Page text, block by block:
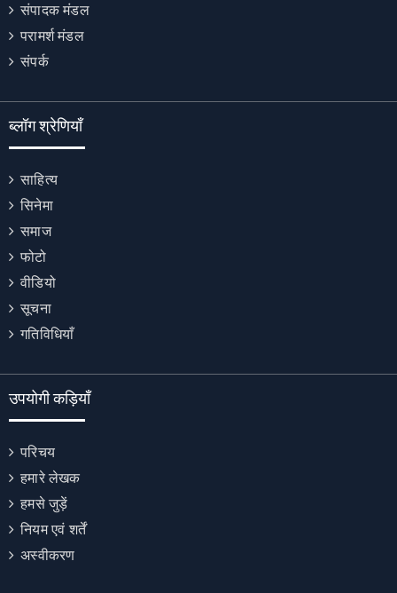
संपादक मंडल
परामर्श मंडल
संपर्क
ब्लॉग श्रेणियाँ
साहित्य
सिनेमा
समाज
फोटो
वीडियो
सूचना
गतिविधियाँ
उपयोगी कड़ियाँ
परिचय
हमारे लेखक
हमसे जुड़ें
नियम एवं शर्तें
अस्वीकरण